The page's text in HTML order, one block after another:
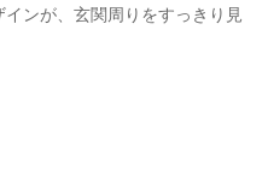
ンが、玄関周りをすっきり見